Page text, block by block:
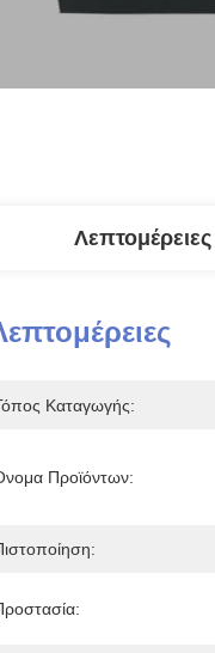
Λεπτομέρειες
Καταγωγής:
Προϊόντων: